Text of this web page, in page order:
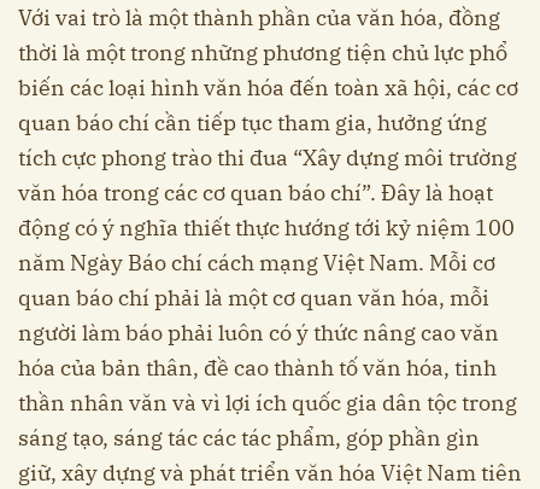
Với vai trò là một thành phần của văn hóa, đồng
thời là một trong những phương tiện chủ lực phổ
biến các loại hình văn hóa đến toàn xã hội, các cơ
quan báo chí cần tiếp tục tham gia, hưởng ứng
tích cực phong trào thi đua “Xây dựng môi trường
văn hóa trong các cơ quan báo chí”. Đây là hoạt
động có ý nghĩa thiết thực hướng tới kỷ niệm 100
năm Ngày Báo chí cách mạng Việt Nam. Mỗi cơ
quan báo chí phải là một cơ quan văn hóa, mỗi
người làm báo phải luôn có ý thức nâng cao văn
hóa của bản thân, đề cao thành tố văn hóa, tinh
thần nhân văn và vì lợi ích quốc gia dân tộc trong
sáng tạo, sáng tác các tác phẩm, góp phần gìn
giữ, xây dựng và phát triển văn hóa Việt Nam tiên